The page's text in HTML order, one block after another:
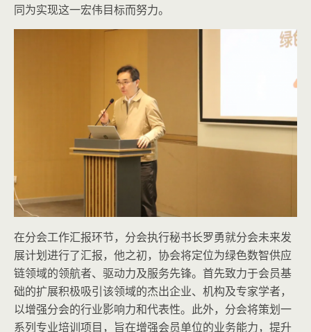
同为实现这一宏伟目标而努力。
在分会工作汇报环节，分会执行秘书长罗勇就分会未来发
展计划进行了汇报，他之初，协会将定位为绿色数智供应
链领域的领航者、驱动力及服务先锋。首先致力于会员基
础的扩展积极吸引该领域的杰出企业、机构及专家学者，
以增强分会的行业影响力和代表性。此外，分会将策划一
系列专业培训项目，旨在增强会员单位的业务能力，提升